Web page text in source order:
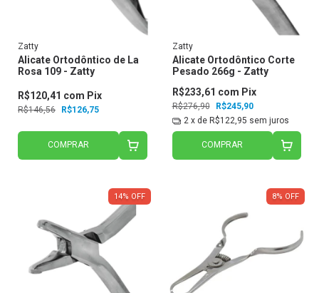
Zatty
Alicate Ortodôntico de La
Rosa 109 - Zatty
R$146,56 R$126,75
R$120,41 com Pix
COMPRAR
Zatty
Alicate Ortodôntico Corte
Pesado 266g - Zatty
R$276,90 R$245,90
R$233,61 com Pix
2 x de R$122,95 sem juros
COMPRAR
14% OFF 8% OFF